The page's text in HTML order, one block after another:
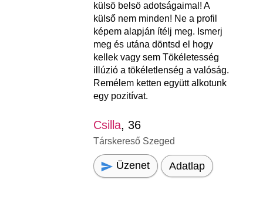
külsö belsö adotságaimal! A
külső nem minden! Ne a profil
képem alapján ítélj meg. Ismerj
meg és utána döntsd el hogy
kellek vagy sem Tökéletesség
illúzió a tökéletlenség a valóság.
Remélem ketten együtt alkotunk
egy pozitívat.
Csilla, 36
Társkereső Szeged
Üzenet Adatlap